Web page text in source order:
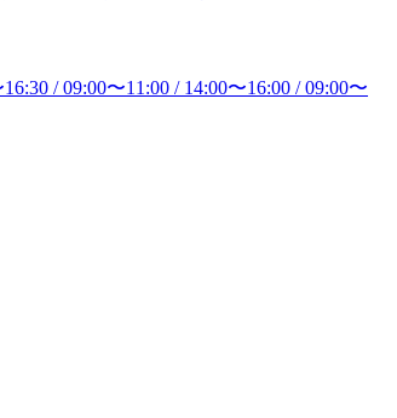
16:30 /09:00〜11:00 / 14:00〜16:00 /09:00〜